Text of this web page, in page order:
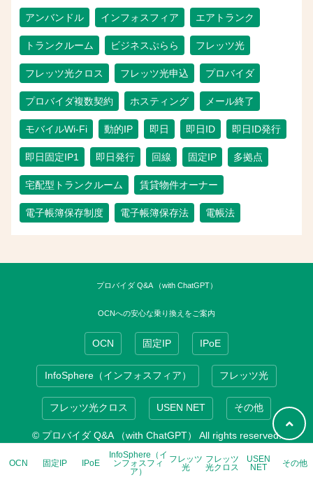
アンバンドル インフォスフィア エアトランク
トランクルーム ビジネスぷらら フレッツ光
フレッツ光クロス フレッツ光申込 プロバイダ
プロバイダ複数契約 ホスティング メール終了
モバイルWi-Fi 動的IP 即日 即日ID 即日ID発行
即日固定IP1 即日発行 回線 固定IP 多拠点
宅配型トランクルーム 賃貸物件オーナー
電子帳簿保存制度 電子帳簿保存法 電帳法
プロバイダ Q&A （with ChatGPT）
OCNへの安心な乗り換えをご案内
OCN 固定IP IPoE
InfoSphere（インフォスフィア） フレッツ光
フレッツ光クロス USEN NET その他
© プロバイダ Q&A （with ChatGPT） All rights reserved.
OCN 固定IP IPoE
InfoSphere（イ
ンフォスフィ
ア）
フレッツ
光
フレッツ
光クロス
USEN
NET
その他